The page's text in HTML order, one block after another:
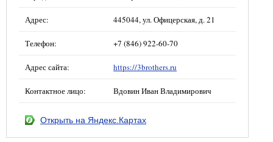
Адрес: 445044, ул. Офицерская, д. 21
Телефон: +7 (846) 922-60-70
Адрес сайта: https://3brothers.ru
Контактное лицо: Вдовин Иван Владимирович
Открыть на Яндекс.Картах